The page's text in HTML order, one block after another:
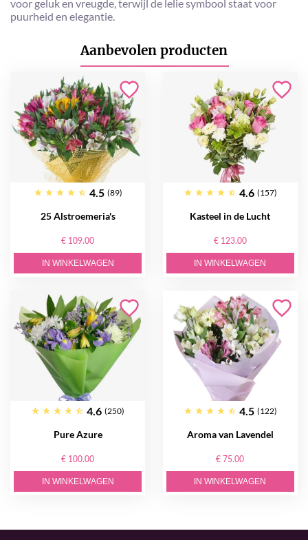
voor geluk en vreugde, terwijl de lelie symbool staat voor
puurheid en elegantie.
Aanbevolen producten
4.5 (89)
25 Alstroemeria's
€ 109.00
IN WINKELWAGEN
4.6 (157)
Kasteel in de Lucht
€ 123.00
IN WINKELWAGEN
4.6 (250)
Pure Azure
€ 100.00
IN WINKELWAGEN
4.5 (122)
Aroma van Lavendel
€ 75.00
IN WINKELWAGEN